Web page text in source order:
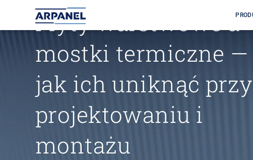
Płyty warstwowe a
mostki termiczne —
jak ich uniknąć przy
projektowaniu i
montażu